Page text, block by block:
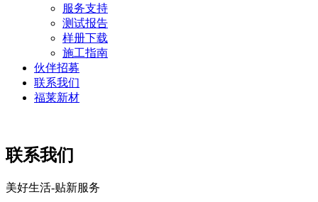
服务支持
测试报告
样册下载
施工指南
伙伴招募
联系我们
福莱新材
联系我们
美好生活-贴新服务